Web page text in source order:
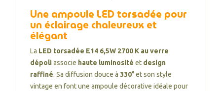
Une ampoule LED torsadée pour
un éclairage chaleureux et
élégant
La LED torsadée E14 6,5W 2700 K au verre
dépoliassocie haute luminosité et design
raffiné. Sa diffusion douce à 330°et son style
vintage en font une ampoule décorative idéale pour